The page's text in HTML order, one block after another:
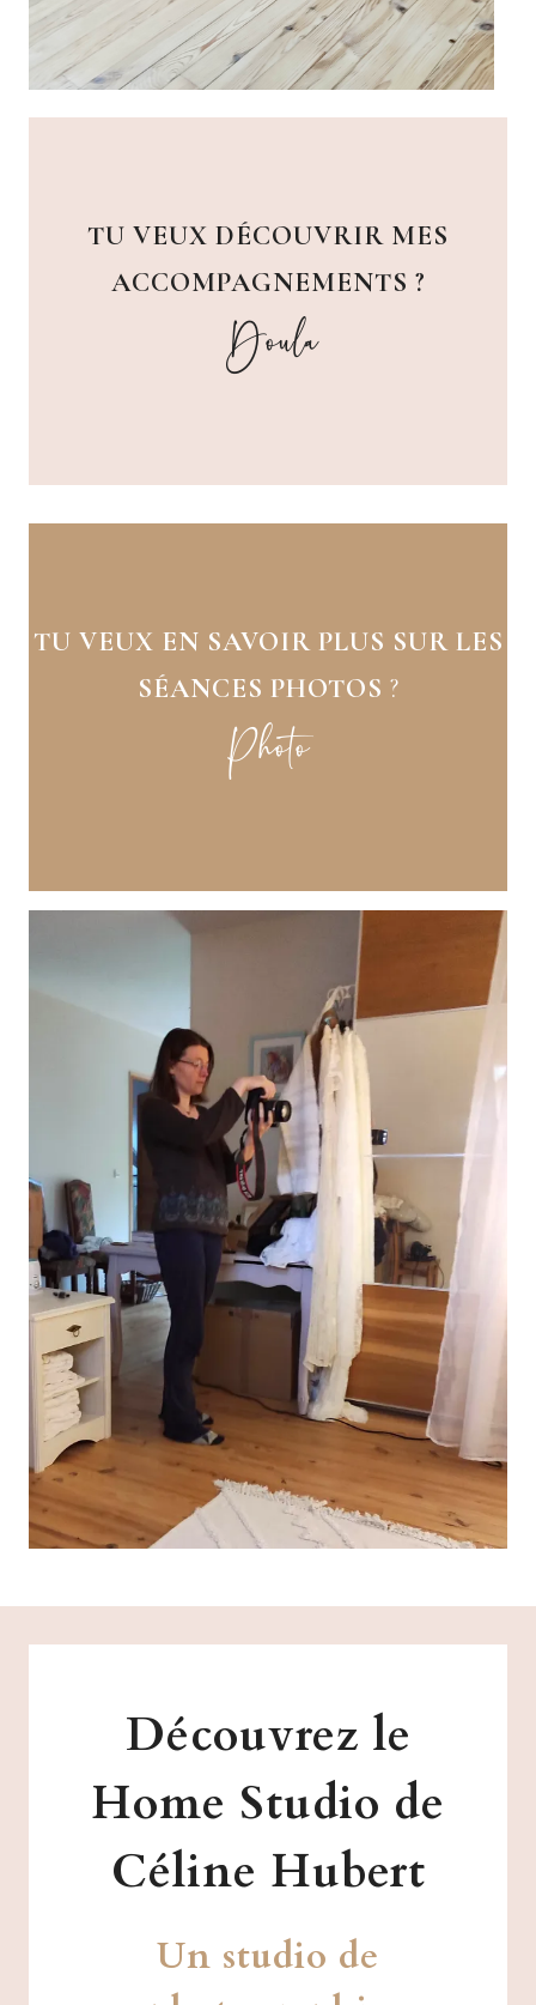
TU VEUX DÉCOUVRIR MES
ACCOMPAGNEMENTS ?
Doula
TU VEUX EN SAVOIR PLUS SUR LES
SÉANCES PHOTOS ?
Photo
Découvrez le
Home Studio de
Céline Hubert
Un studio de